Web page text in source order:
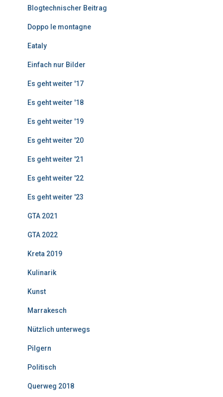
Blogtechnischer Beitrag
Doppo le montagne
Eataly
Einfach nur Bilder
Es geht weiter '17
Es geht weiter '18
Es geht weiter '19
Es geht weiter '20
Es geht weiter '21
Es geht weiter '22
Es geht weiter '23
GTA 2021
GTA 2022
Kreta 2019
Kulinarik
Kunst
Marrakesch
Nützlich unterwegs
Pilgern
Politisch
Querweg 2018